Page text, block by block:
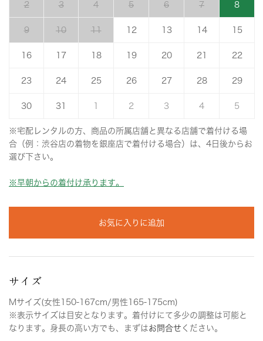
2 3 4 5 6 7 8
9 10 11 12 13 14 15
16 17 18 19 20 21 22
23 24 25 26 27 28 29
30 31 2 3 4 5
※宅配レンタルの方、商品の所属店舗と異なる店舗で着付ける場
合（例：渋谷店の着物を銀座店で着付ける場合）は、4日後からお
選び下さい。
※早朝からの着付け承ります。
お気に入りに追加
サイズ
Mサイズ(女性150-167cm/男性165-175cm)
※表示サイズは目安となります。着付けにて多少の調整は可能と
なります。身長の高い方でも、まずはお問合せ ください。